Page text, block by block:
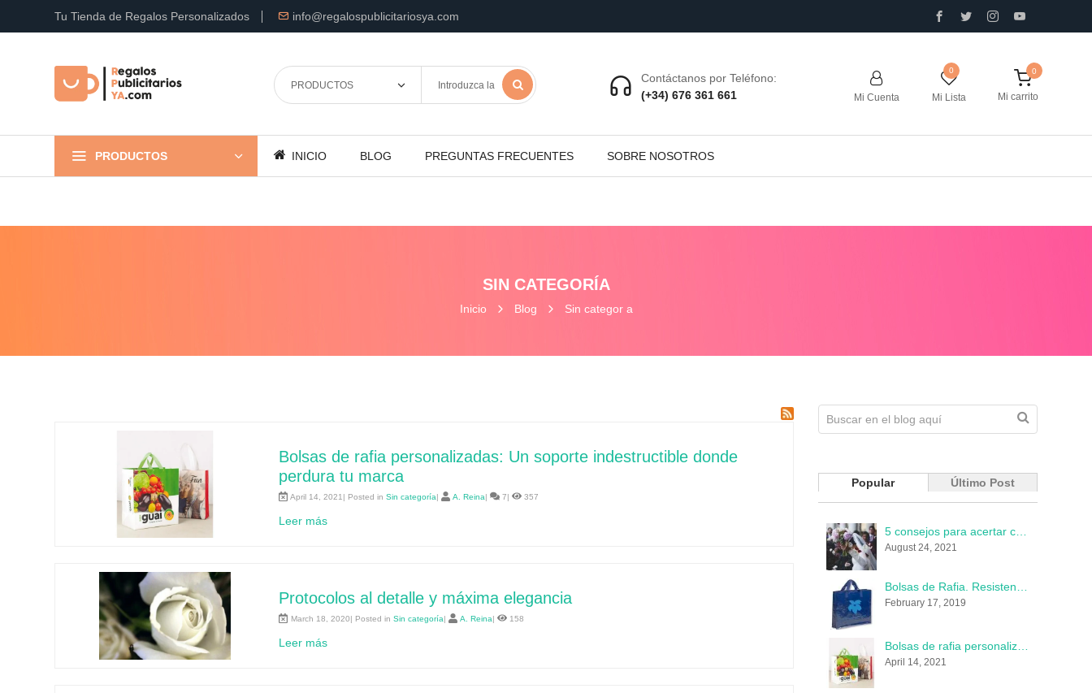
Tu Tienda de Regalos Personalizados info@regalospublicitariosya.com
Contáctanos por Teléfono:
(+34) 676 361 661
Mi Cuenta Mi Lista Mi carrito
0
PRODUCTOS INICIO BLOG PREGUNTAS FRECUENTES SOBRE NOSOTROS
SIN CATEGORÍA
Inicio Blog Sin categor a
Bolsas de rafia personalizadas: Un soporte indestructible donde
perdura tu marca
April 14, 2021| Posted inSin categoría| A. Reina| 7| 357
Leer más
Protocolos al detalle y máxima elegancia
March 18, 2020| Posted inSin categoría| A. Reina| 158
Leer más
Popular
August 24, 2021
Bolsas de Rafia. Resistentes, ecológicas y muy publicitarias
February 17, 2019
April 14, 2021
Último Post